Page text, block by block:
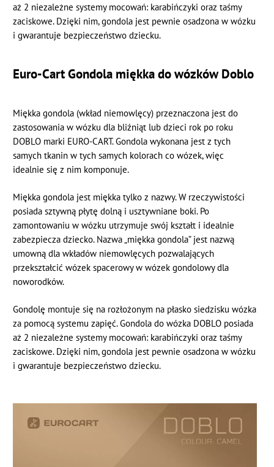
aż 2 niezależne systemy mocowań: karabińczyki oraz taśmy
zaciskowe. Dzięki nim, gondola jest pewnie osadzona w wózku
i gwarantuje bezpieczeństwo dziecku.
Euro-Cart Gondola miękka do wózków Doblo
Miękka gondola (wkład niemowlęcy) przeznaczona jest do
zastosowania w wózku dla bliźniąt lub dzieci rok po roku
DOBLO marki EURO-CART. Gondola wykonana jest z tych
samych tkanin w tych samych kolorach co wózek, więc
idealnie się z nim komponuje.
Miękka gondola jest miękka tylko z nazwy. W rzeczywistości
posiada sztywną płytę dolną i usztywniane boki. Po
zamontowaniu w wózku utrzymuje swój kształt i idealnie
zabezpiecza dziecko. Nazwa „miękka gondola” jest nazwą
umowną dla wkładów niemowlęcych pozwalających
przekształcić wózek spacerowy w wózek gondolowy dla
noworodków.
Gondolę montuje się na rozłożonym na płasko siedzisku wózka
za pomocą systemu zapięć. Gondola do wózka DOBLO posiada
aż 2 niezależne systemy mocowań: karabińczyki oraz taśmy
zaciskowe. Dzięki nim, gondola jest pewnie osadzona w wózku
i gwarantuje bezpieczeństwo dziecku.